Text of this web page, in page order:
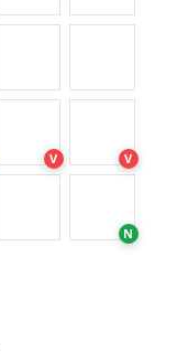
V V
N